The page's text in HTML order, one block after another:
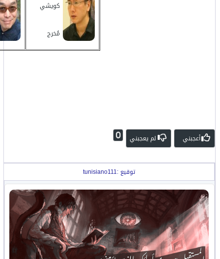
كويشي
مُخرج
أعجبني لم يعجبني 0
توقيع :tunisiano111